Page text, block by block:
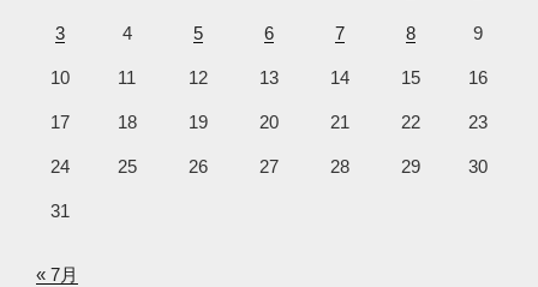
3 4 5 6 7 8 9
10 11 12 13 14 15 16
17 18 19 20 21 22 23
24 25 26 27 28 29 30
31
« 7月